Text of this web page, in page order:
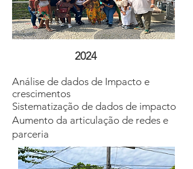
2024
Análise de dados de Impacto e
crescimentos
Sistematização de dados de impacto
Aumento da articulação de redes e
parceria